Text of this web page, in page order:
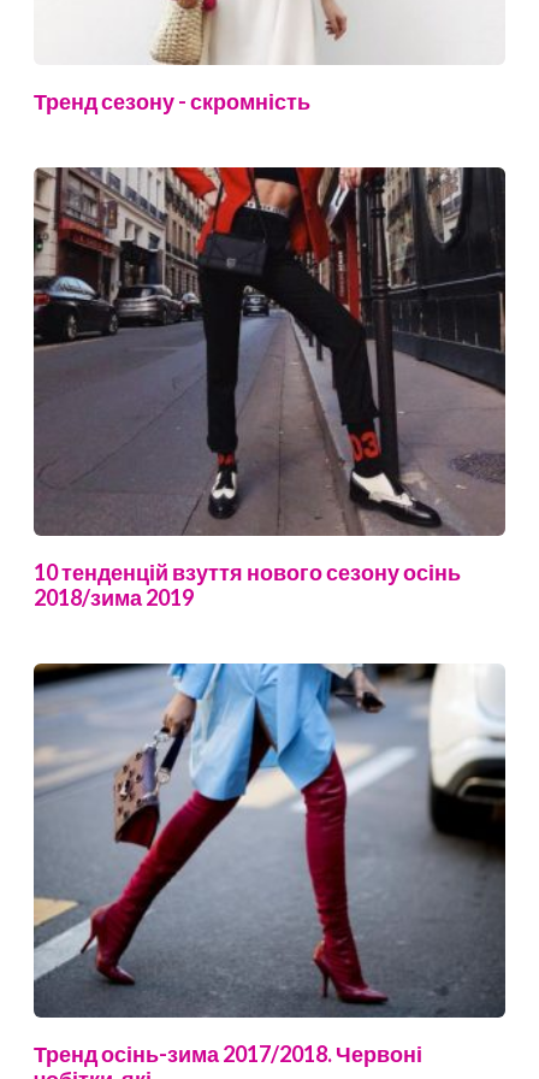
Тренд сезону - скромність
10 тенденцій взуття нового сезону осінь
2018/зима 2019
Тренд осінь-зима 2017/2018. Червоні